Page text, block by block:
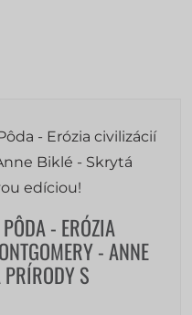
- ERÓZIA
- ANNE
S